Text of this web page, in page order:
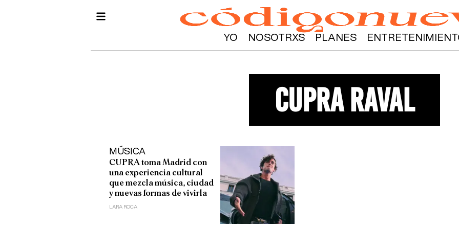
YO NOSOTRXS PLANES
cupra raval
MÚSICA
CUPRA toma Madrid con
una experiencia cultural
que mezcla música, ciudad
y nuevas formas de vivirla
LARA ROCA